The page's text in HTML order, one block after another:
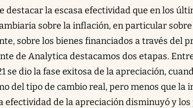
destacar la escasa efectividad que en los
sobre la inflación, en particular sobre
sobre los bienes financiados a través del
de Analytica destacamos dos etapas.
se dio la fase exitosa de la apreciación,
del tipo de cambio real, pero menos que la
efectividad de la apreciación disminuyó y los